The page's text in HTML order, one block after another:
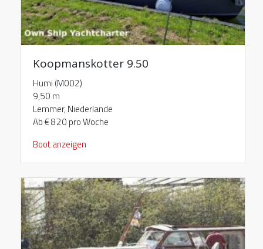
Koopmanskotter 9.50
Humi (M002)
9,50 m
Lemmer, Niederlande
Ab € 820 pro Woche
Boot anzeigen